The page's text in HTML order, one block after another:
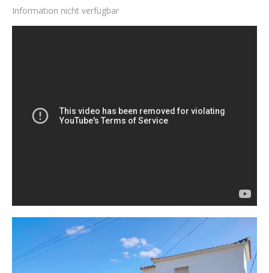
Information nicht verfügbar